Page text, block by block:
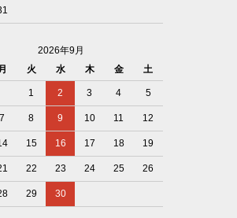
2026年9月
月 火 水 木 金 土
1 2 3 4 5
7 8 9 10 11 12
15 16 17 18 19
22 23 24 25 26
29 30